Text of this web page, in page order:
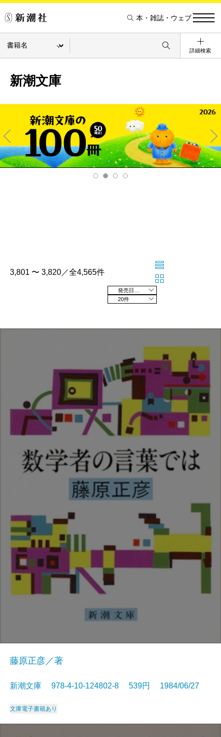
本・雑誌・ウェブ
詳細検索
新潮文庫
Pre
v
Ne
xt
3,801 〜 3,820／全4,565件
20件
藤原正彦／著
新潮文庫 978-4-10-124802-8 539円 1984/06/27
文庫電子書籍あり